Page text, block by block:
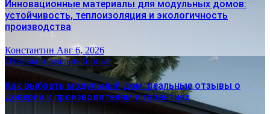
Инновационные материалы для модульных домов:
устойчивость, теплоизоляция и экологичность
производства
Константин Авг 6, 2026
Отзывы и реальный опыт
Как выбрать модульный дом: реальные отзывы о
доверии к производителям и гарантиях